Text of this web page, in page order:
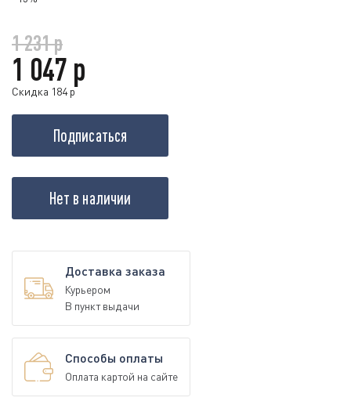
1 231 р
1 047 р
Скидка 184 р
Подписаться
Нет в наличии
Доставка заказа
Курьером
В пункт выдачи
Способы оплаты
Оплата картой на сайте